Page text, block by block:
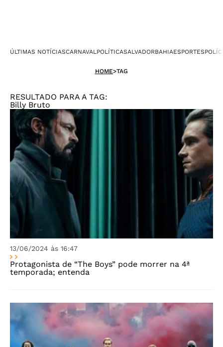
ÚLTIMAS NOTÍCIASCARNAVALPOLÍTICASALVADORBAHIAESPORTES
HOME>TAG
RESULTADO PARA A TAG:
Billy Bruto
13/06/2024 às 16:47
Protagonista de “The Boys” pode morrer na 4ª
temporada; entenda